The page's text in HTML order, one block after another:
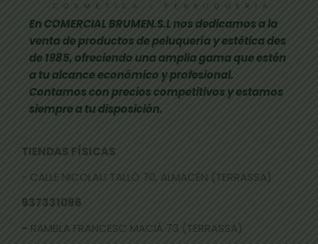
En COMERCIAL BRUMEN.S.L nos dedicamos a la
venta de productos de peluquería y estética des
de 1985, ofreciendo una amplia gama que estén
a tu alcance económico y profesional.
Contamos con precios competitivos y estamos
siempre a tu disposición.
TIENDAS FÍSICAS
- CALLE NICOLAU TALLÓ 70, ALMACÉN (TERRASSA)
937331096
- RAMBLA FRANCESC MACIÀ 73 (TERRASSA)